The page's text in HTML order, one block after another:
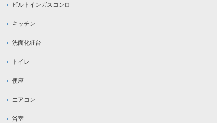
ビルトインガスコンロ
キッチン
洗面化粧台
トイレ
便座
エアコン
浴室